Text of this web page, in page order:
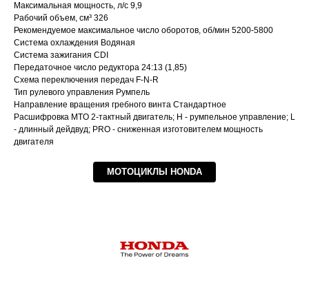
Максимальная мощность, л/с 9,9
Рабочий объем, см³ 326
Рекомендуемое максимальное число оборотов, об/мин 5200-5800
Система охлаждения Водяная
Система зажигания CDI
Передаточное число редуктора 24:13 (1,85)
Схема переключения передач F-N-R
Тип рулевого управления Румпель
Направление вращения гребного винта Стандартное
Расшифровка MTO 2-тактный двигатель; H - румпельное управление; L
- длинный дейдвуд; PRO - сниженная изготовителем мощность
двигателя
МОТОЦИКЛЫ HONDA